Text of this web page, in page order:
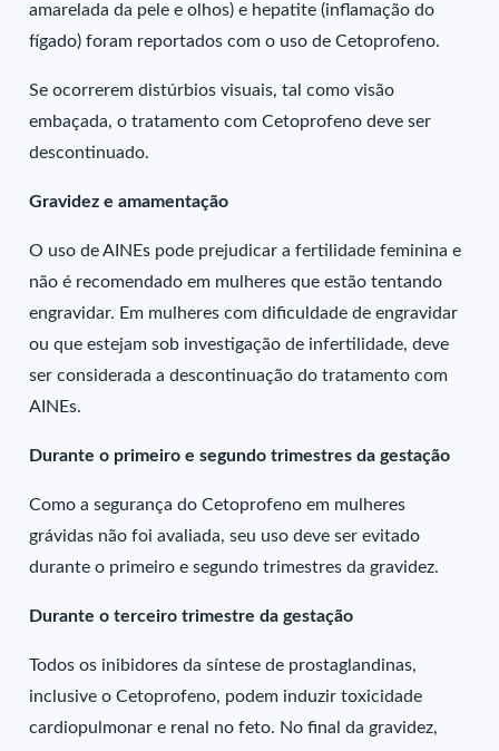
amarelada da pele e olhos) e hepatite (inflamação do
fígado) foram reportados com o uso de Cetoprofeno.
Se ocorrerem distúrbios visuais, tal como visão
embaçada, o tratamento com Cetoprofeno deve ser
descontinuado.
Gravidez e amamentação
O uso de AINEs pode prejudicar a fertilidade feminina e
não é recomendado em mulheres que estão tentando
engravidar. Em mulheres com dificuldade de engravidar
ou que estejam sob investigação de infertilidade, deve
ser considerada a descontinuação do tratamento com
AINEs.
Durante o primeiro e segundo trimestres da gestação
Como a segurança do Cetoprofeno em mulheres
grávidas não foi avaliada, seu uso deve ser evitado
durante o primeiro e segundo trimestres da gravidez.
Durante o terceiro trimestre da gestação
Todos os inibidores da síntese de prostaglandinas,
inclusive o Cetoprofeno, podem induzir toxicidade
cardiopulmonar e renal no feto. No final da gravidez,